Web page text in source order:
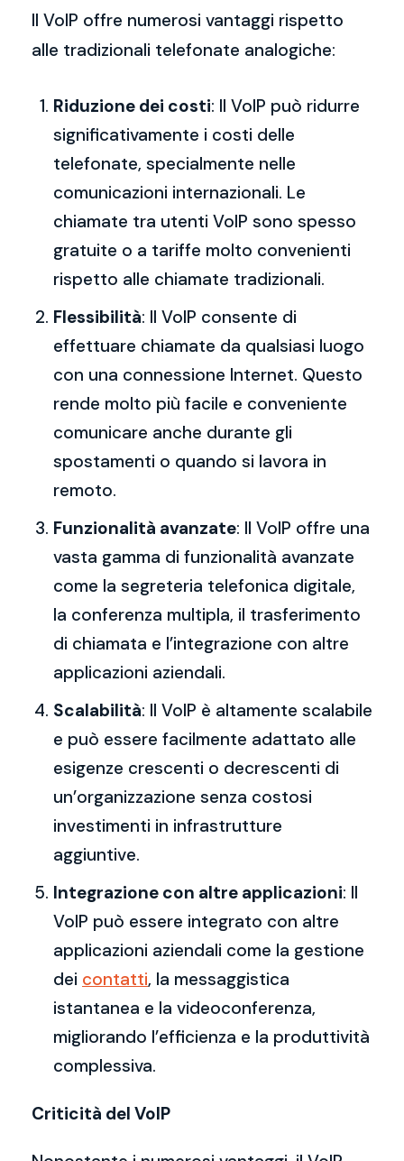
Il VoIP offre numerosi vantaggi rispetto
alle tradizionali telefonate analogiche:
Riduzione dei costi: Il VoIP può ridurre
significativamente i costi delle
telefonate, specialmente nelle
comunicazioni internazionali. Le
chiamate tra utenti VoIP sono spesso
gratuite o a tariffe molto convenienti
rispetto alle chiamate tradizionali.
Flessibilità: Il VoIP consente di
effettuare chiamate da qualsiasi luogo
con una connessione Internet. Questo
rende molto più facile e conveniente
comunicare anche durante gli
spostamenti o quando si lavora in
remoto.
Funzionalità avanzate: Il VoIP offre una
vasta gamma di funzionalità avanzate
come la segreteria telefonica digitale,
la conferenza multipla, il trasferimento
di chiamata e l’integrazione con altre
applicazioni aziendali.
Scalabilità: Il VoIP è altamente scalabile
e può essere facilmente adattato alle
esigenze crescenti o decrescenti di
un’organizzazione senza costosi
investimenti in infrastrutture
aggiuntive.
Integrazione con altre applicazioni: Il
VoIP può essere integrato con altre
applicazioni aziendali come la gestione
dei contatti, la messaggistica
istantanea e la videoconferenza,
migliorando l’efficienza e la produttività
complessiva.
Criticità del VoIP